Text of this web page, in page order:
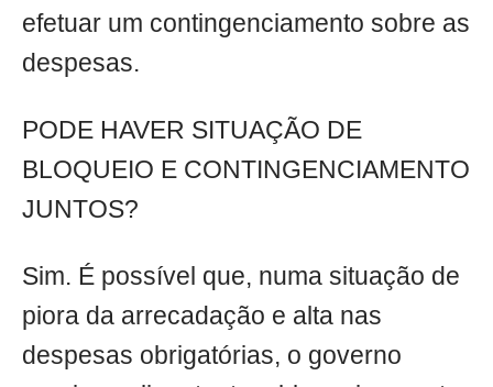
efetuar um contingenciamento sobre as
despesas.
PODE HAVER SITUAÇÃO DE
BLOQUEIO E CONTINGENCIAMENTO
JUNTOS?
Sim. É possível que, numa situação de
piora da arrecadação e alta nas
despesas obrigatórias, o governo